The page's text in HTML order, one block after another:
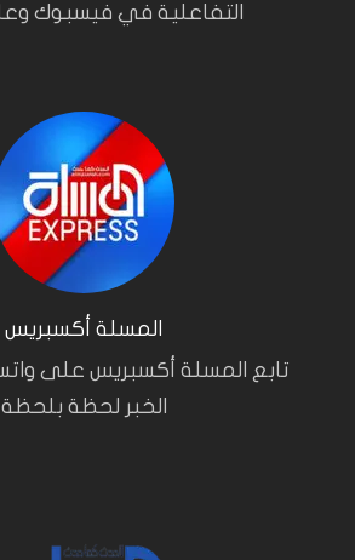
التفاعلية في فيسبوك
المسلة أكسبريس
تابع المسلة أكسبريس على
الخبر لحظة بلحظة